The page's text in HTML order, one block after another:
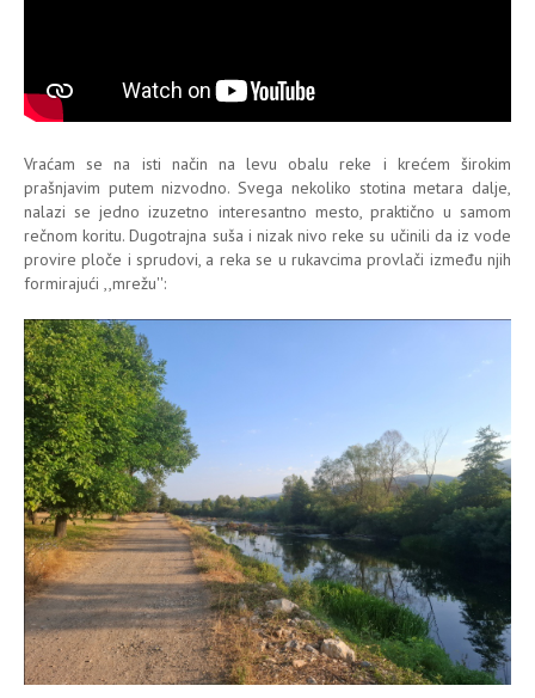
Vraćam se na isti način na levu obalu reke i krećem širokim
prašnjavim putem nizvodno. Svega nekoliko stotina metara dalje,
nalazi se jedno izuzetno interesantno mesto, praktično u samom
rečnom koritu. Dugotrajna suša i nizak nivo reke su učinili da iz vode
provire ploče i sprudovi, a reka se u rukavcima provlači između njih
formirajući ,,mrežu'':